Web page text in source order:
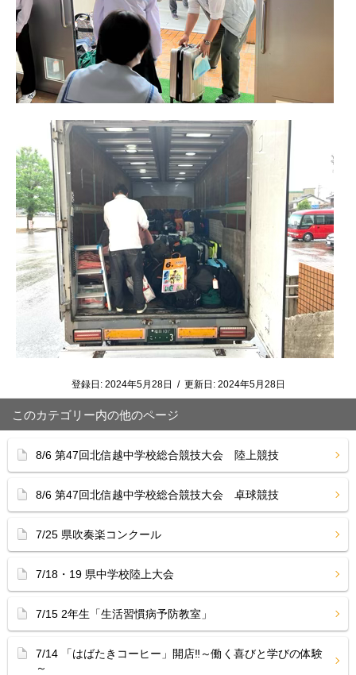
登録日: 2024年5月28日 / 更新日: 2024年5月28日
このカテゴリー内の他のページ
8/6 第47回北信越中学校総合競技大会 陸上競技
8/6 第47回北信越中学校総合競技大会 卓球競技
7/25 県吹奏楽コンクール
7/18・19 県中学校陸上大会
7/15 2年生「生活習慣病予防教室」
7/14 「はばたきコーヒー」開店‼︎～働く喜びと学びの体験
～